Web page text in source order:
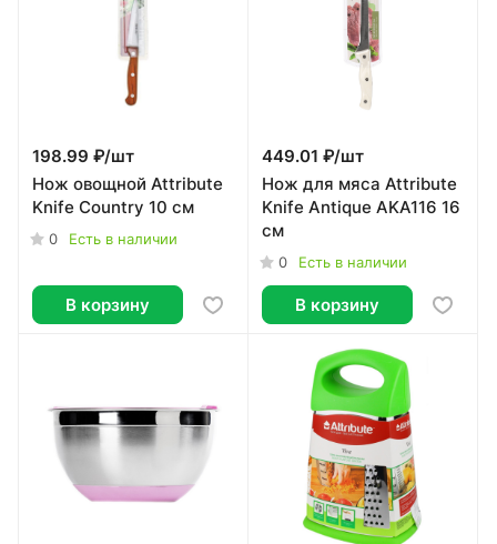
198.99 ₽/шт
Нож овощной Attribute
Knife Country 10 см
0 Есть в наличии
В корзину
449.01 ₽/шт
Нож для мяса Attribute
Knife Antique AKA116 16
см
0 Есть в наличии
В корзину